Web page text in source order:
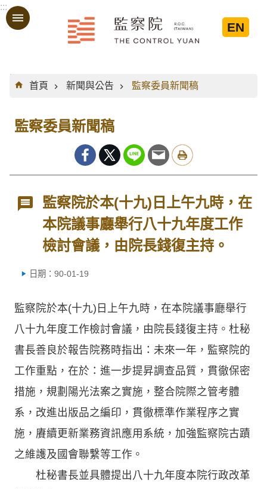
跳到主要內容區塊
:::
EN
:::
首頁
新聞與公告 監察委員新聞稿
監察委員新聞稿
監察院於本(十九)日上午九時，在
本院議事廳舉行八十九年度工作
檢討會議，由院長錢復主持。
日期：90-01-19
監察院於本(十九)日上午九時，在本院議事廳舉行
八十九年度工作檢討會議，由院長錢復主持。杜秘
書長善良於報告院務時指出：未來一年，監察院的
工作重點，在於：進一步提昇調查品質，貫徹保密
措施，規劃陽光法案之實施，整合院際之管考體
系，改進出版品之編印，貫徹標準作業程序之實
施，賡續更新業務資訊應用系統，加強監察院古蹟
之維護及國會聯繫等工作。
杜秘書長並具體提出八十九年度本院行政改革